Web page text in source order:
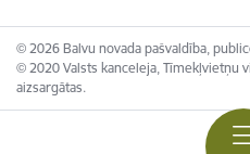
© 2026 Balvu novada pašvaldība,
© 2020 Valsts kanceleja, Tīmekļvietņu
aizsargātas.